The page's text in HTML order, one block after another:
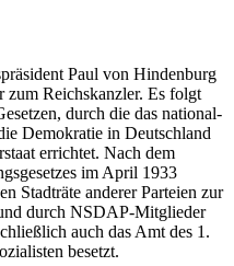
Paul von Hindenburg
Reichskanzler. Es folgt
durch die das national-
Demokratie in Deutschland
errichtet. Nach dem
im April 1933
Stadträte anderer Parteien zur
durch NSDAP-Mitglieder
auch das Amt des 1.
besetzt.